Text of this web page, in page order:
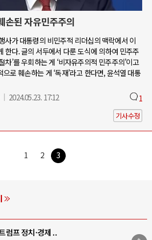
손된 자유민주주의
사가 대통령의 비민주적 리더십의 맥락에서 이
한다. 글의 서두에서 다룬 도식에 의하여 민주주
차’를 우회하는 게 ‘비자유주의적 민주주의’이고
로 훼손하는 게 ‘독재’라고 한다면, 윤석열 대통
2024.05.23. 17:12 1
기사수정
1 2 3
럼프 정치·경제 ..